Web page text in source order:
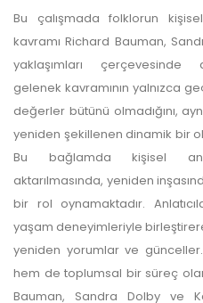
Bu çalışmada folklorun
kavramı Richard Bauman,
yaklaşımları çerçevesinde
gelenek kavramının yalnızca
değerler bütünü olmadığını,
yeniden şekillenen dinamik bir
Bu bağlamda kişisel
aktarılmasında, yeniden
bir rol oynamaktadır.
yaşam deneyimleriyle
yeniden yorumlar ve
hem de toplumsal bir süreç
Bauman, Sandra Dolby ve